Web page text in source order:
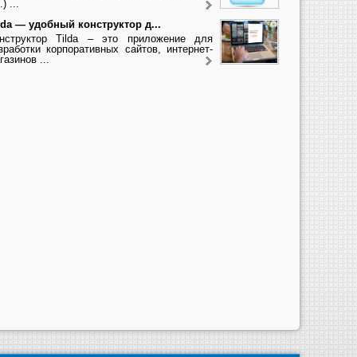
...
— удобный конструктор д...
Tilda – это приложение для
корпоративных сайтов, интернет-
...